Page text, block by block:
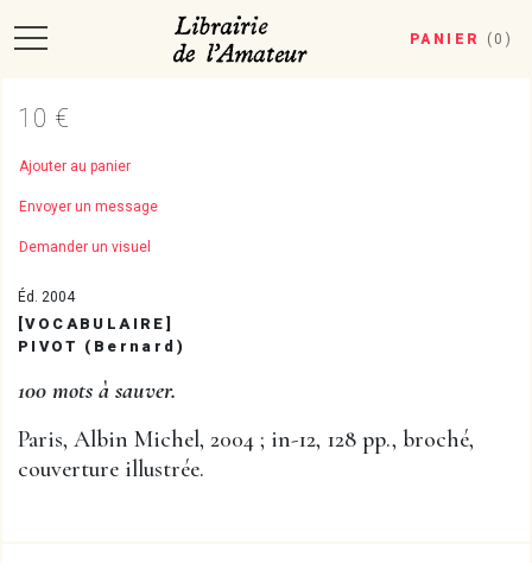
PANIER ( 0 )
10 €
Ajouter au panier
Envoyer un message
Demander un visuel
Éd. 2004
[VOCABULAIRE]
PIVOT (Bernard)
100 mots à sauver.
Paris, Albin Michel, 2004 ; in-12, 128 pp., broché,
couverture illustrée.